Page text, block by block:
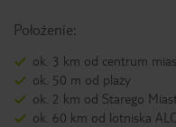
Położenie:
ok. 3 km od centrum
ok. 50 m od plaży
ok. 2 km od Starego
ok. 60 km od lotniska